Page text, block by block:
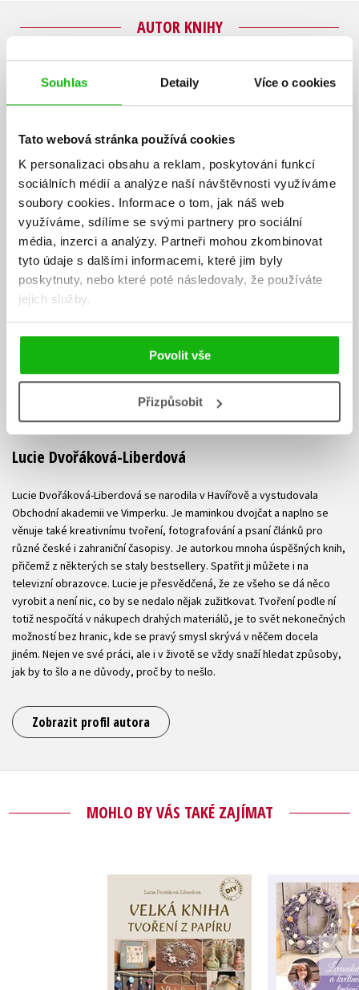
Souhlas Detaily Více o cookies
Tato webová stránka používá cookies
K personalizaci obsahu a reklam, poskytování funkcí
sociálních médií a analýze naší návštěvnosti využíváme
soubory cookies. Informace o tom, jak náš web
využíváme, sdílíme se svými partnery pro sociální
média, inzerci a analýzy. Partneři mohou zkombinovat
tyto údaje s dalšími informacemi, které jim byly
poskytnuty, nebo které poté následovaly, že používáte
jejich služby.
Povolit vše
Přizpůsobit
AUTOR KNIHY
Lucie Dvořáková-Liberdová
Lucie Dvořáková-Liberdová se narodila v Havířově a vystudovala
Obchodní akademii ve Vimperku. Je maminkou dvojčat a naplno se
věnuje také kreativnímu tvoření, fotografování a psaní článků pro
různé české i zahraniční časopisy. Je autorkou mnoha úspěšných knih,
přičemž z některých se staly bestsellery. Spatřit ji můžete i na
televizní obrazovce. Lucie je přesvědčená, že ze všeho se dá něco
vyrobit a není nic, co by se nedalo nějak zužitkovat. Tvoření podle ní
totiž nespočítá v nákupech drahých materiálů, je to svět nekonečných
možností bez hranic, kde se pravý smysl skrývá v něčem docela
jiném. Nejen ve své práci, ale i v životě se vždy snaží hledat způsoby,
jak by to šlo a ne důvody, proč by to nešlo.
Zobrazit profil autora
MOHLO BY VÁS TAKÉ ZAJÍMAT
Velká kniha tvoření
z papíru
Lucie Dvořáková-
Liberdová
Lucie